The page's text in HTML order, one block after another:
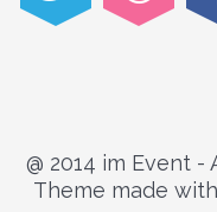
@ 2014 im Event
Theme made